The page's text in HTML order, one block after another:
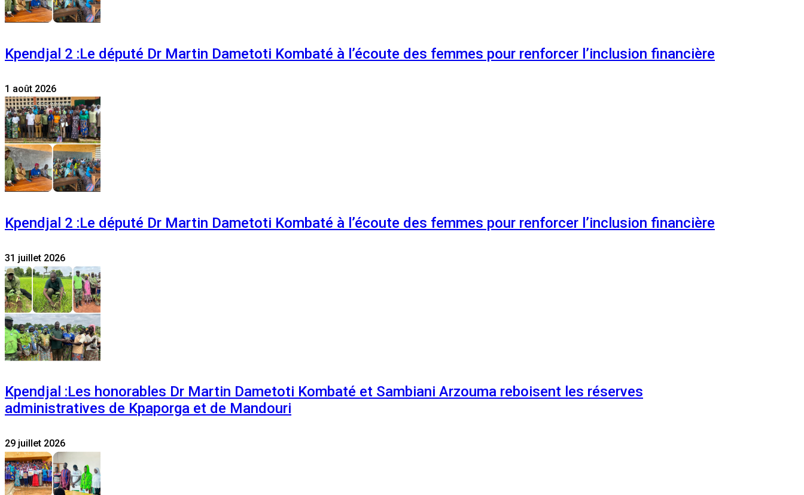
Kpendjal 2 :Le député Dr Martin Dametoti Kombaté à l’écoute des femmes pour renforcer l’inclusion financière
1 août 2026
Kpendjal 2 :Le député Dr Martin Dametoti Kombaté à l’écoute des femmes pour renforcer l’inclusion financière
31 juillet 2026
Kpendjal :Les honorables Dr Martin Dametoti Kombaté et Sambiani Arzouma reboisent les réserves
administratives de Kpaporga et de Mandouri
29 juillet 2026